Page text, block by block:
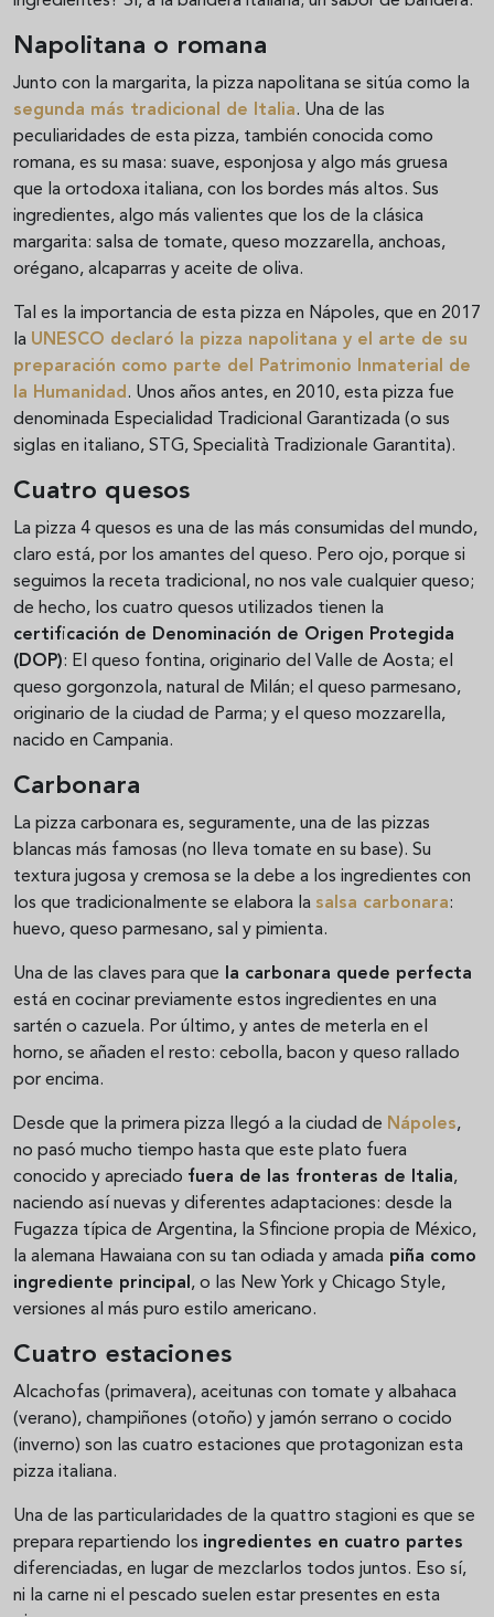
Napolitana o romana
Junto con la margarita, la pizza napolitana se sitúa como la
segunda más tradicional de Italia. Una de las
peculiaridades de esta pizza, también conocida como
romana, es su masa: suave, esponjosa y algo más gruesa
que la ortodoxa italiana, con los bordes más altos. Sus
ingredientes, algo más valientes que los de la clásica
margarita: salsa de tomate, queso mozzarella, anchoas,
orégano, alcaparras y aceite de oliva.
Tal es la importancia de esta pizza en Nápoles, que en 2017
la UNESCO declaró la pizza napolitana y el arte de su
preparación como parte del Patrimonio Inmaterial de
la Humanidad. Unos años antes, en 2010, esta pizza fue
denominada Especialidad Tradicional Garantizada (o sus
siglas en italiano, STG, Specialità Tradizionale Garantita).
Cuatro quesos
La pizza 4 quesos es una de las más consumidas del mundo,
claro está, por los amantes del queso. Pero ojo, porque si
seguimos la receta tradicional, no nos vale cualquier queso;
de hecho, los cuatro quesos utilizados tienen la
certificación de Denominación de Origen Protegida
(DOP): El queso fontina, originario del Valle de Aosta; el
queso gorgonzola, natural de Milán; el queso parmesano,
originario de la ciudad de Parma; y el queso mozzarella,
nacido en Campania.
Carbonara
La pizza carbonara es, seguramente, una de las pizzas
blancas más famosas (no lleva tomate en su base). Su
textura jugosa y cremosa se la debe a los ingredientes con
los que tradicionalmente se elabora la salsa carbonara:
huevo, queso parmesano, sal y pimienta.
Una de las claves para que la carbonara quede perfecta
está en cocinar previamente estos ingredientes en una
sartén o cazuela. Por último, y antes de meterla en el
horno, se añaden el resto: cebolla, bacon y queso rallado
por encima.
Desde que la primera pizza llegó a la ciudad de Nápoles,
no pasó mucho tiempo hasta que este plato fuera
conocido y apreciado fuera de las fronteras de Italia,
naciendo así nuevas y diferentes adaptaciones: desde la
Fugazza típica de Argentina, la Sfincione propia de México,
la alemana Hawaiana con su tan odiada y amada piña como
ingrediente principal, o las New York y Chicago Style,
versiones al más puro estilo americano.
Cuatro estaciones
Alcachofas (primavera), aceitunas con tomate y albahaca
(verano), champiñones (otoño) y jamón serrano o cocido
(inverno) son las cuatro estaciones que protagonizan esta
pizza italiana.
Una de las particularidades de la quattro stagioni es que se
prepara repartiendo los ingredientes en cuatro partes
diferenciadas, en lugar de mezclarlos todos juntos. Eso sí,
ni la carne ni el pescado suelen estar presentes en esta